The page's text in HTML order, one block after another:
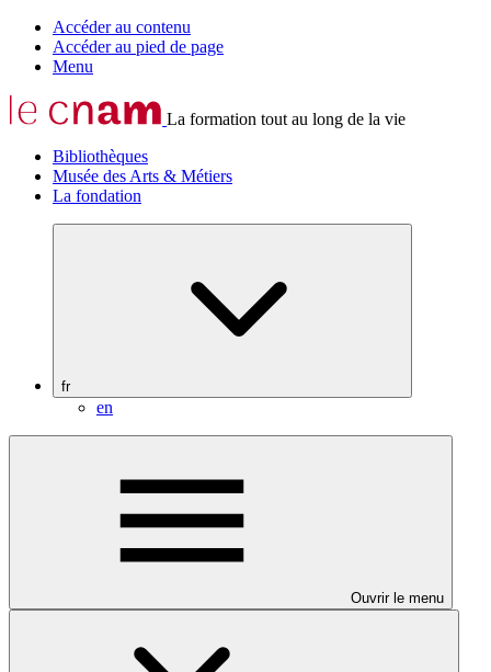
Accéder au contenu
Accéder au pied de page
Menu
La formation tout au long de la vie
Bibliothèques
Musée des Arts & Métiers
La fondation
fr
en
Ouvrir le menu